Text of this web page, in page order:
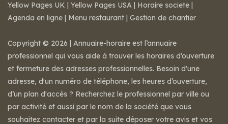
Yellow Pages UK | Yellow Pages USA | Horaire societe |
Agenda en ligne | Menu restaurant | Gestion de chantier
Copyright © 2026 | Annuaire-horaire est l’annuaire
professionnel qui vous aide à trouver les horaires d’ouverture
et fermeture des adresses professionnelles. Besoin d'une
adresse, d'un numéro de téléphone, les heures d’ouverture,
d’un plan d'accès ? Recherchez le professionnel par ville ou
par activité et aussi par le nom de la société que vous
souhaitez contacter et par la suite déposer votre avis et vos